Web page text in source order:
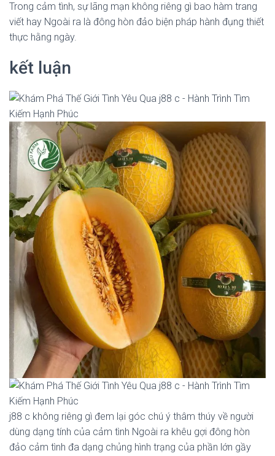
Trong cảm tình, sự lãng mạn không riêng gì bao hàm trang
viết hay Ngoài ra là đông hòn đảo biện pháp hành đụng thiết
thực hằng ngày.
kết luận
j88 c không riêng gì đem lại góc chú ý thâm thúy về người
dùng dạng tính của cảm tình Ngoài ra khêu gợi đông hòn
đảo cảm tình đa dạng chủng hình trạng của phần lớn gầy